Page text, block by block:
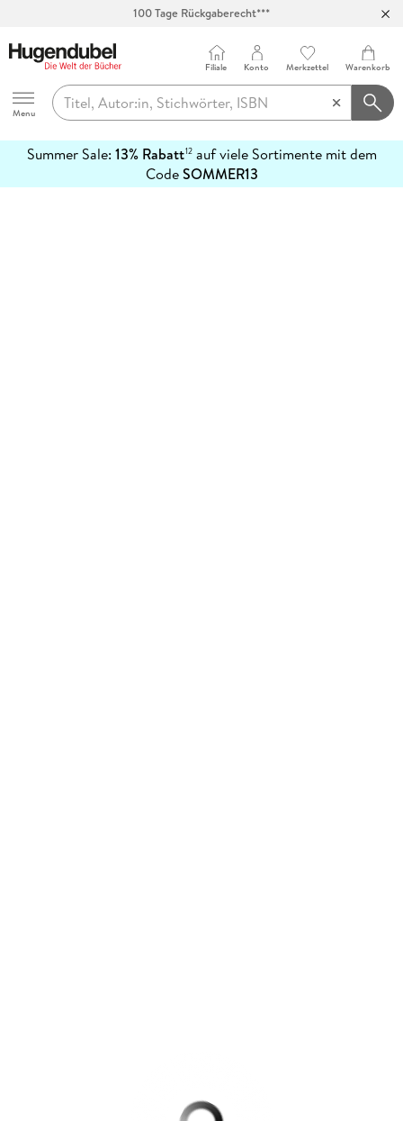
100 Tage Rückgaberecht***
Hugendubel
Menu
Filiale Konto Merkzettel Warenkorb
Summer Sale: 13% Rabatt12auf viele Sortimente mit dem
CodeSOMMER13
erfahren